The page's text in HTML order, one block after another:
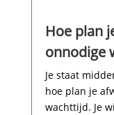
Hoe plan
onnodige
Je staat
hoe plan je
wachttijd.​ Je